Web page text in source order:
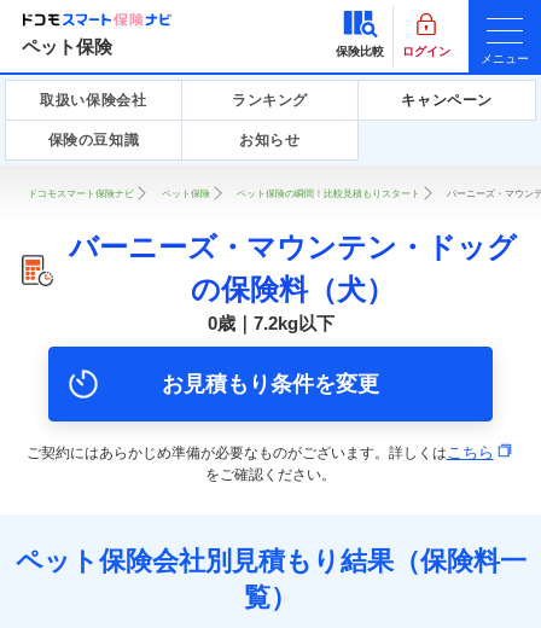
ペット保険 保険比較 ログイン
メニュー
取扱い保険会社 ランキング キャンペーン
保険の豆知識 お知らせ
ドコモスマート保険ナビ ペット保険 ペット保険の瞬間！比較見積もりスタート バーニーズ・マウン
バーニーズ・マウンテン・ドッグ
の保険料（犬）
0歳｜7.2kg以下
お見積もり条件を変更
ご契約にはあらかじめ準備が必要なものがございます。詳しくはこちら
をご確認ください。
ペット保険会社別見積もり結果（保険料一
覧）